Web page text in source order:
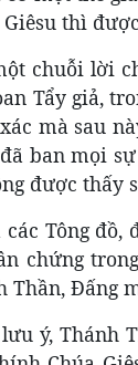
Giêsu thì
chuỗi lời
Tẩy giả,
mà sau
ban mọi
được thấy
các Tông
chứng
Thần, Ðấng
lưu ý, Thánh